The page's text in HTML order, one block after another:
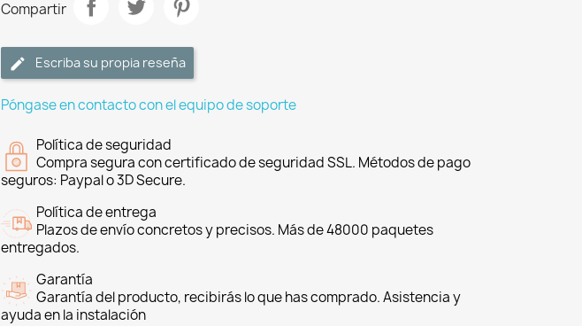
Compartir
Escriba su propia reseña
Póngase en contacto con el equipo de soporte
Política de seguridad
Compra segura con certificado de seguridad SSL. Métodos de pago
seguros: Paypal o 3D Secure.
Política de entrega
Plazos de envío concretos y precisos. Más de 48000 paquetes
entregados.
Garantía
Garantía del producto, recibirás lo que has comprado. Asistencia y
ayuda en la instalación